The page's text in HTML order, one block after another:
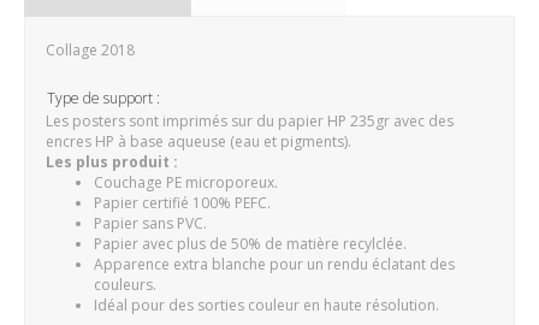
Collage 2018
Type de support :
Les posters sont imprimés sur du papier HP 235gr avec des
encres HP à base aqueuse (eau et pigments).
Les plus produit :
Couchage PE microporeux.
Papier certifié 100% PEFC.
Papier sans PVC.
Papier avec plus de 50% de matière recylclée.
Apparence extra blanche pour un rendu éclatant des
couleurs.
Idéal pour des sorties couleur en haute résolution.